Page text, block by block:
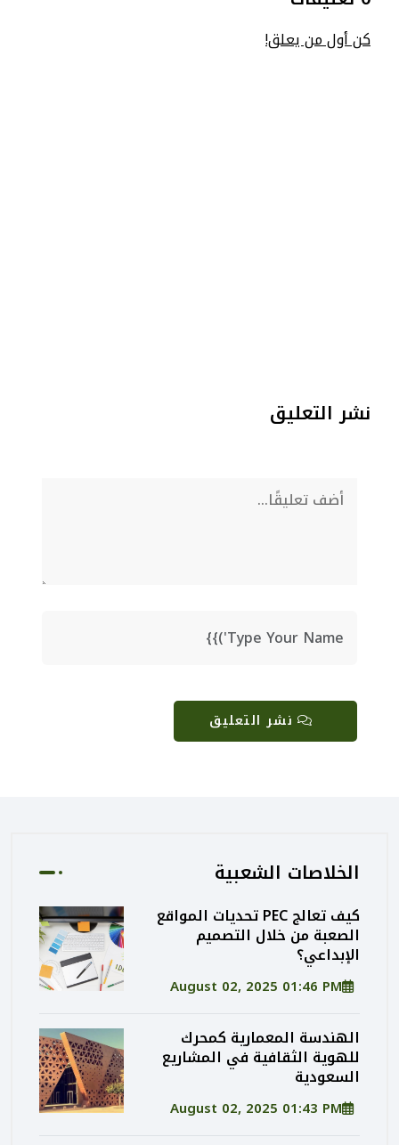
كن أول من يعلق!
نشر التعليق
نشر التعليق
الخلاصات الشعبية
كيف تعالج PEC تحديات المواقع
الصعبة من خلال التصميم
الإبداعي؟
August 02, 2025 01:46 PM
الهندسة المعمارية كمحرك
للهوية الثقافية في المشاريع
السعودية
August 02, 2025 01:43 PM